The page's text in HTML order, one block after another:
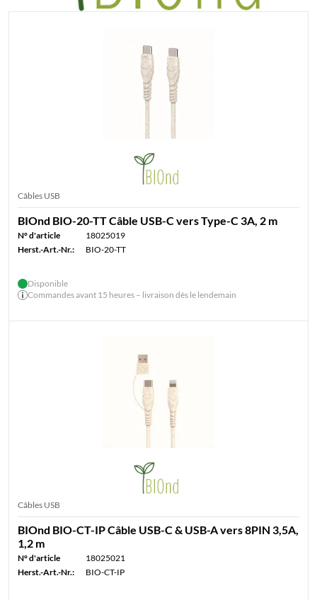
Câbles USB
BIOnd BIO-20-TT Câble USB-C vers Type-C 3A, 2 m
N° d'article
18025019
Herst.-Art.-Nr.:
BIO-20-TT
Disponible
Commandes avant 15 heures – livraison dès le lendemain
Câbles USB
BIOnd BIO-CT-IP Câble USB-C & USB-A vers 8PIN 3,5A,
1,2 m
N° d'article
18025021
Herst.-Art.-Nr.:
BIO-CT-IP